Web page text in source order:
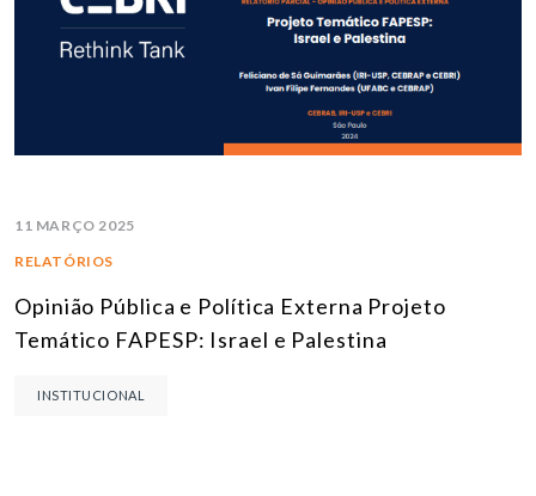
11 MARÇO 2025
RELATÓRIOS
Opinião Pública e Política Externa Projeto
Temático FAPESP: Israel e Palestina
INSTITUCIONAL